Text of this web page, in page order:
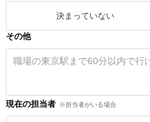
決まっていない
その他
現在の担当者 ※担当者がいる場合